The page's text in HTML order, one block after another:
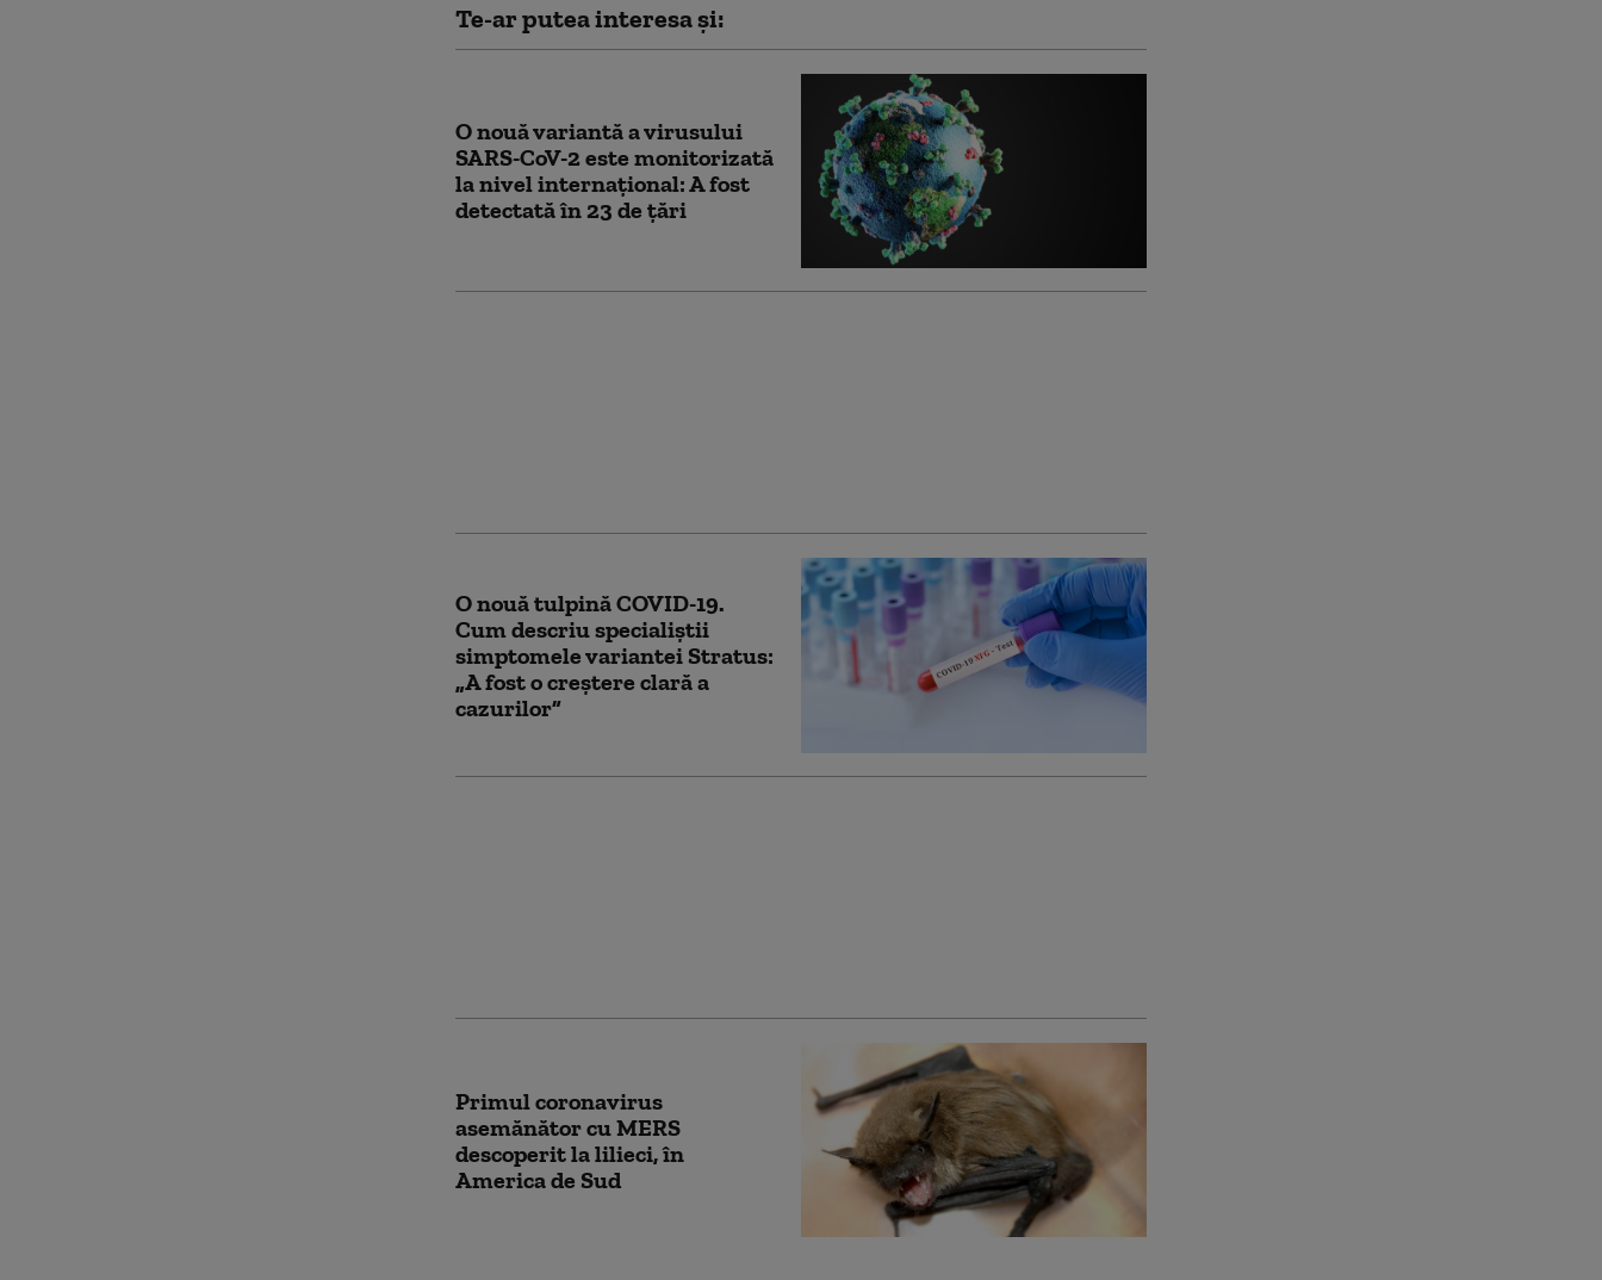
Te-ar putea interesa și:
O nouă variantă a virusului
SARS-CoV-2 este monitorizată
la nivel internaţional: A fost
detectată în 23 de ţări
O nouă tulpină COVID-19.
Cum descriu specialiștii
simptomele variantei Stratus:
„A fost o creștere clară a
cazurilor”
Primul coronavirus
asemănător cu MERS
descoperit la lilieci, în
America de Sud